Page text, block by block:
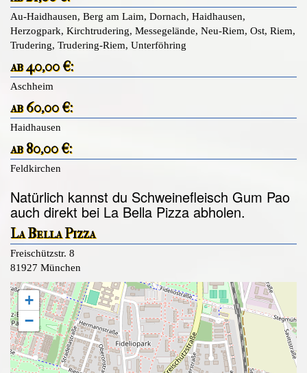
Au-Haidhausen, Berg am Laim, Dornach, Haidhausen,
Herzogpark, Kirchtrudering, Messegelände, Neu-Riem, Ost, Riem,
Trudering, Trudering-Riem, Unterföhring
ab 40,00 €:
Aschheim
ab 60,00 €:
Haidhausen
ab 80,00 €:
Feldkirchen
Natürlich kannst du Schweinefleisch Gum Pao
auch direkt bei La Bella Pizza abholen.
La Bella Pizza
Freischützstr. 8
81927 München
+
−